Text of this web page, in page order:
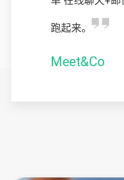
跑起来。
Meet&Co